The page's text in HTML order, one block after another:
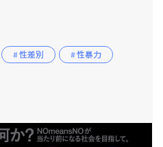
# 性差別 # 性暴力